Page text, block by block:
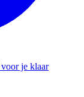
je klaar